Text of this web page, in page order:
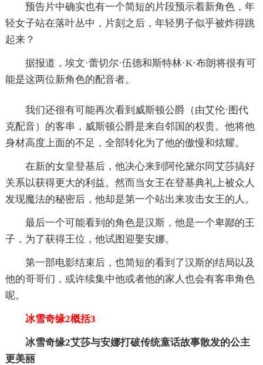
预告片中确实也有一个简短的片段预示着新角色，年
轻女子站在落叶丛中，片刻之后，年轻男子似乎被炸得跳
起来？
据报道，埃文·蕾切尔·伍德和斯特林·K·布朗将很有可
能是这两位新角色的配音者。
我们还很有可能再次看到威斯顿公爵（由艾伦·图代
克配音）的客串，威斯顿公爵是来自邻国的权贵。他将他
身材高度上面的不足，全部转化为了他的傲慢和炫耀。
在新的女皇登基后，他决心来到阿伦黛尔同艾莎搞好
关系以获得更大的利益。然而当女王在登基典礼上被众人
发现魔法的秘密后，他却是第一个站出来攻击女王的人。
最后一个可能看到的角色是汉斯，他是一个卑鄙的王
子，为了获得王位，他试图迎娶安娜。
第一部电影结束后，也简短的看到了汉斯的结局以及
他的哥哥们，或许续集中他或者他的家人也会有客串角色
呢。
冰雪奇缘2概括3
冰雪奇缘2艾莎与安娜打破传统童话故事散发的公主
更美丽